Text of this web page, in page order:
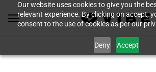
Our website uses cookies to give you the
relevant experience. By clicking on accept,
consent to the use of cookies as per our
Deny Accept